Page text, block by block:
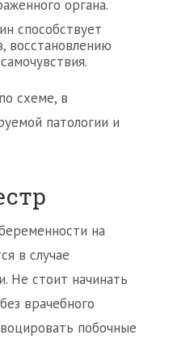
органа.
способствует
восстановлению
схеме, в
патологии и
на
в случае
Не стоит начинать
врачебного
побочные